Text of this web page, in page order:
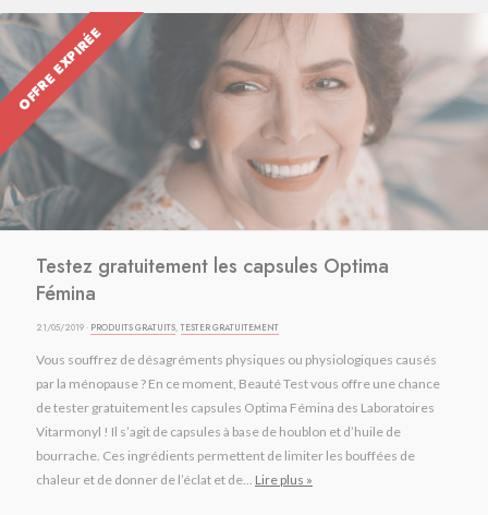
OFFRE EXPIRÉE
Testez gratuitement les capsules Optima
Fémina
21/05/2019 · PRODUITS GRATUITS,TESTER GRATUITEMENT
Vous souffrez de désagréments physiques ou physiologiques causés
par la ménopause ? En ce moment, Beauté Test vous offre une chance
de tester gratuitement les capsules Optima Fémina des Laboratoires
Vitarmonyl ! Il s’agit de capsules à base de houblon et d’huile de
bourrache. Ces ingrédients permettent de limiter les bouffées de
chaleur et de donner de l’éclat et de... Lire plus »